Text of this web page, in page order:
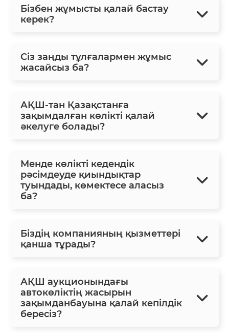
Бізбен жұмысты қалай бастау
керек?
Сіз заңды тұлғалармен жұмыс
жасайсыз ба?
АҚШ-тан Қазақстанға
зақымдалған көлікті қалай
әкелуге болады?
Менде көлікті кедендік
рәсімдеуде қиындықтар
туындады, көмектесе аласыз
ба?
Біздің компанияның қызметтері
қанша тұрады?
АҚШ аукционындағы
автокөліктің жасырын
зақымданбауына қалай кепілдік
бересіз?